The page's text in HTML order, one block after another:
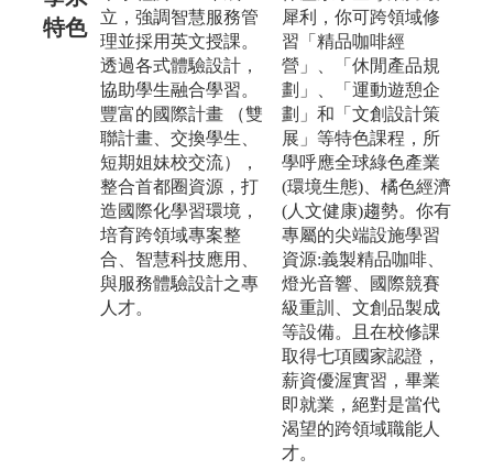
特色
立，強調智慧服務管
理並採用英文授課。
透過各式體驗設計，
協助學生融合學習。
豐富的國際計畫 （雙
聯計畫、交換學生、
短期姐妹校交流），
整合首都圈資源，打
造國際化學習環境，
培育跨領域專案整
合、智慧科技應用、
與服務體驗設計之專
人才。
犀利，你可跨領域修
習「精品咖啡經
營」、「休閒產品規
劃」、「運動遊憩企
劃」和「文創設計策
展」等特色課程，所
學呼應全球綠色產業
(環境生態)、橘色經濟
(人文健康)趨勢。你有
專屬的尖端設施學習
資源:義製精品咖啡、
燈光音響、國際競賽
級重訓、文創品製成
等設備。且在校修課
取得七項國家認證，
薪資優渥實習，畢業
即就業，絕對是當代
渴望的跨領域職能人
才。